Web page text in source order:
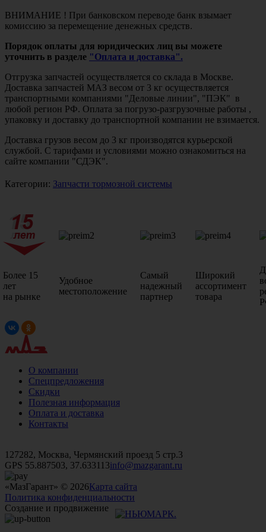
ВНИМАНИЕ ! При банковском переводе банк взымает
комиссию за перемещение денежных средств.
Порядок оплаты для юридических лиц вы можете
уточнить в разделе "Оплата и доставка".
Отгрузка запчастей осуществляется со склада в Москве.
Доставка запчастей МАЗ весом от 3 кг осуществляется
транспортными компаниями "Деловые линии", "ПЭК" в
любой регион РФ. Оплата за погрузо-разгрузочные работы ,
упаковку и доставку до транспортной компании не взимается.
Доставка грузов весом до 3 кг производятся курьерской
службой. С тарифами и условиями можно ознакомиться на
сайте компании "СДЭК".
Категории: Запчасти тормозной системы
Более 15
лет
на рынке
Удобное
местоположение
Самый
надежный
партнер
Широкий
ассортимент
товара
О компании
Спецпредложения
Скидки
Полезная информация
Оплата и доставка
Контакты
127282, Москва, Чермянский проезд 5 стр.3
GPS 55.887503, 37.633113info@mazgarant.ru
«МазГарант» © 2026Карта сайта
Политика конфиденциальности
Создание и продвижение